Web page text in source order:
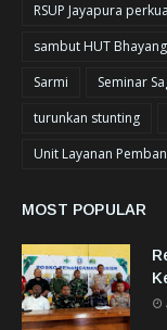
RSUP Jayapura
sambut HUT
Sarmi
Seminar
turunkan stunting
Unit Layanan
MOST POPULAR